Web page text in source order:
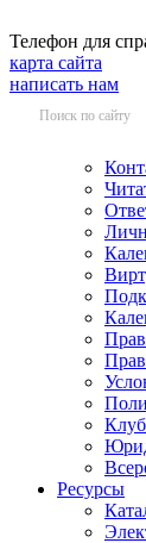
Телефон для
карта сайта
написать нам
Поиск по сайту
Ресурсы